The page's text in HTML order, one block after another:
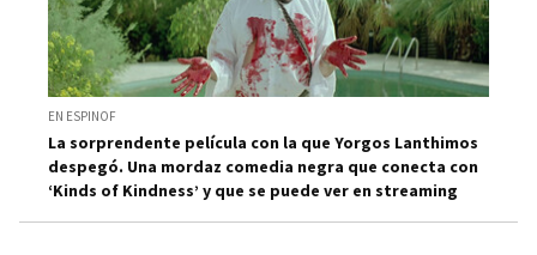
EN ESPINOF
La sorprendente película con la que Yorgos Lanthimos
despegó. Una mordaz comedia negra que conecta con
‘Kinds of Kindness’ y que se puede ver en streaming